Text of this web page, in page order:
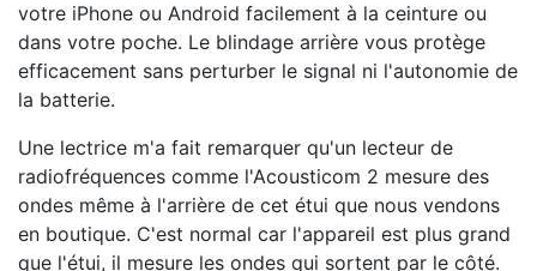
votre iPhone ou Android facilement à la ceinture ou
dans votre poche. Le blindage arrière vous protège
efficacement sans perturber le signal ni l'autonomie de
la batterie.
Une lectrice m'a fait remarquer qu'un lecteur de
radiofréquences comme l'Acousticom 2 mesure des
ondes même à l'arrière de cet étui que nous vendons
en boutique. C'est normal car l'appareil est plus grand
que l'étui, il mesure les ondes qui sortent par le côté.